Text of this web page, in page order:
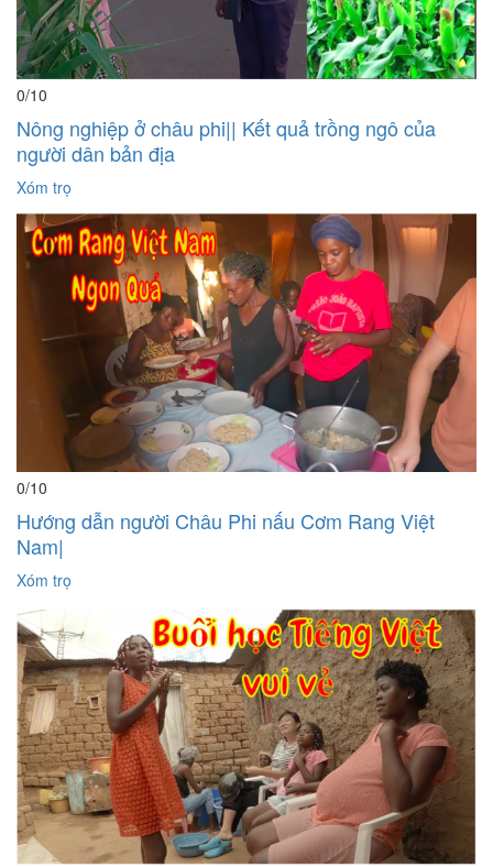
0/10
Nông nghiệp ở châu phi|| Kết quả trồng ngô của
người dân bản địa
Xóm trọ
0/10
Hướng dẫn người Châu Phi nấu Cơm Rang Việt
Nam|
Xóm trọ